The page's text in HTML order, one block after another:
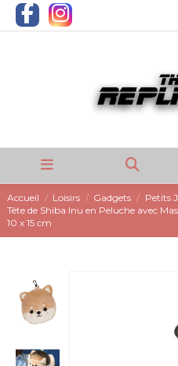
Accueil Loisirs Gadgets Petits
Tête de Shiba Inu en Peluche avec
10 x 15 cm